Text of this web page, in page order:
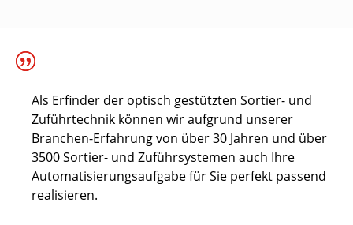
Als Erfinder der optisch gestützten Sortier- und
Zuführtechnik können wir aufgrund unserer
Branchen-Erfahrung von über 30 Jahren und über
3500 Sortier- und Zuführsystemen auch Ihre
Automatisierungsaufgabe für Sie perfekt passend
realisieren.